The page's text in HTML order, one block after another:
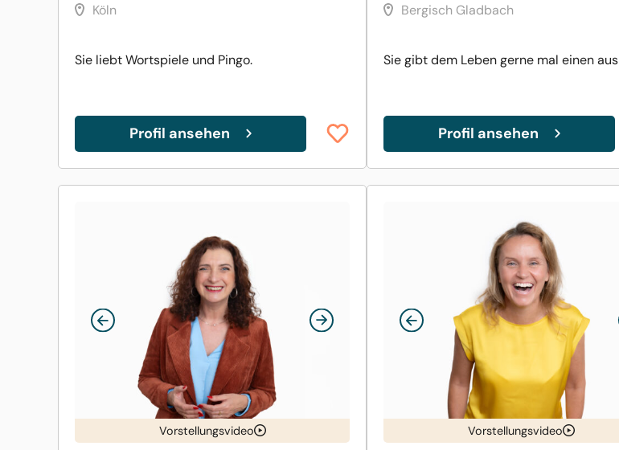
Köln
Sie liebt Wortspiele und Pingo.
Profil ansehen
Bergisch Gladbach
Sie gibt dem Leben gerne mal einen aus
Profil ansehen
Vorstellungsvideo Vorstellungsvideo